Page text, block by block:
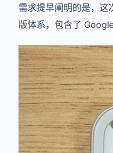
需求提早阐明的是，
版体系，包含了